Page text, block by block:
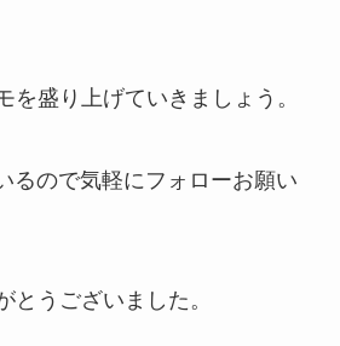
を盛り上げていきましょう。
るので気軽にフォローお願い
とうございました。